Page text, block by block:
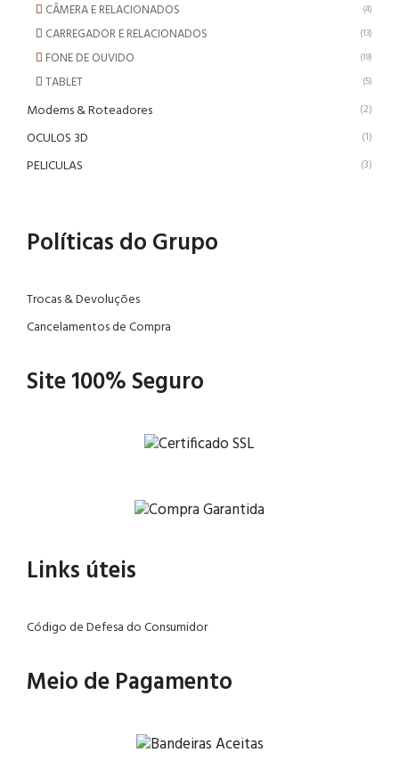
CÂMERA E RELACIONADOS (4)
CARREGADOR E RELACIONADOS (13)
FONE DE OUVIDO (19)
TABLET (5)
Modems & Roteadores (2)
OCULOS 3D (1)
PELICULAS (3)
Políticas do Grupo
Trocas & Devoluções
Cancelamentos de Compra
Site 100% Seguro
Links úteis
Código de Defesa do Consumidor
Meio de Pagamento